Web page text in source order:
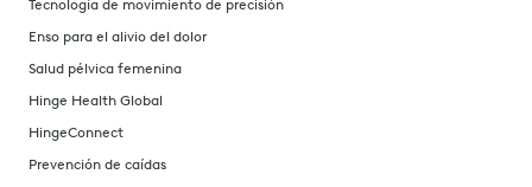
27 jul 2023
Estudio sobre el ROI de reclamos médicos de las
Hinge Health realizó un estudio de costos sobre el
29 mar 2023
Tecnología de movimiento de precisión
Enso para el alivio del dolor
Salud pélvica femenina
Hinge Health Global
HingeConnect
Prevención de caídas